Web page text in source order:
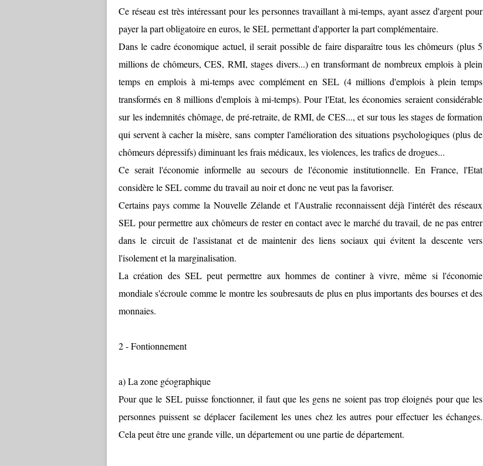
Ce réseau est très intéressant pour les personnes travaillant à mi-temps, ayant assez d'argent pour
payer la part obligatoire en euros, le SEL permettant d'apporter la part complémentaire.
Dans le cadre économique actuel, il serait possible de faire disparaître tous les chômeurs (plus 5
millions de chômeurs, CES, RMI, stages divers...) en transformant de nombreux emplois à plein
temps en emplois à mi-temps avec complément en SEL (4 millions d'emplois à plein temps
transformés en 8 millions d'emplois à mi-temps). Pour l'Etat, les économies seraient considérable
sur les indemnités chômage, de pré-retraite, de RMI, de CES..., et sur tous les stages de formation
qui servent à cacher la misère, sans compter l'amélioration des situations psychologiques (plus de
chômeurs dépressifs) diminuant les frais médicaux, les violences, les trafics de drogues...
Ce serait l'économie informelle au secours de l'économie institutionnelle. En France, l'Etat
considère le SEL comme du travail au noir et donc ne veut pas la favoriser.
Certains pays comme la Nouvelle Zélande et l'Australie reconnaissent déjà l'intérêt des réseaux
SEL pour permettre aux chômeurs de rester en contact avec le marché du travail, de ne pas entrer
dans le circuit de l'assistanat et de maintenir des liens sociaux qui évitent la descente vers
l'isolement et la marginalisation.
La création des SEL peut permettre aux hommes de continer à vivre, même si l'économie
mondiale s'écroule comme le montre les soubresauts de plus en plus importants des bourses et des
monnaies.
2 - Fontionnement
a) La zone géographique
Pour que le SEL puisse fonctionner, il faut que les gens ne soient pas trop éloignés pour que les
personnes puissent se déplacer facilement les unes chez les autres pour effectuer les échanges.
Cela peut être une grande ville, un département ou une partie de département.